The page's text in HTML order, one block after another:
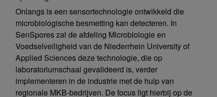
Onlangs is een sensortechnologie ontwikkeld die
microbiologische besmetting kan detecteren. In
SenSpores zal de afdeling Microbiologie en
Voedselveiligheid van de Niederrhein University of
Applied Sciences deze technologie, die op
laboratoriumschaal gevalideerd is, verder
implementeren in de industrie met de hulp van
regionale MKB-bedrijven. De focus ligt hierbij op de